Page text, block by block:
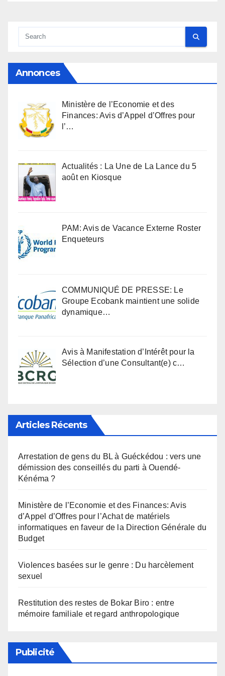
Annonces
Ministère de l’Economie et des
Finances: Avis d’Appel d’Offres pour
l’…
Actualités : La Une de La Lance du 5
août en Kiosque
PAM: Avis de Vacance Externe Roster
Enqueteurs
COMMUNIQUÉ DE PRESSE: Le
Groupe Ecobank maintient une solide
dynamique…
Avis à Manifestation d’Intérêt pour la
Sélection d’une Consultant(e) c…
Articles Récents
Arrestation de gens du BL à Guéckédou : vers une
démission des conseillés du parti à Ouendé-
Kénéma ?
Ministère de l’Economie et des Finances: Avis
d’Appel d’Offres pour l’Achat de matériels
informatiques en faveur de la Direction Générale du
Budget
Violences basées sur le genre : Du harcèlement
sexuel
Restitution des restes de Bokar Biro : entre
mémoire familiale et regard anthropologique
Publicité